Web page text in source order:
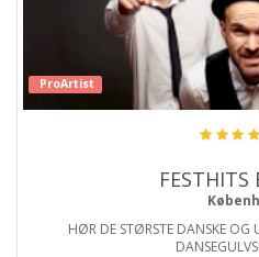
ProArtist
FESTHITS
HØR DE STØRSTE DANSKE OG